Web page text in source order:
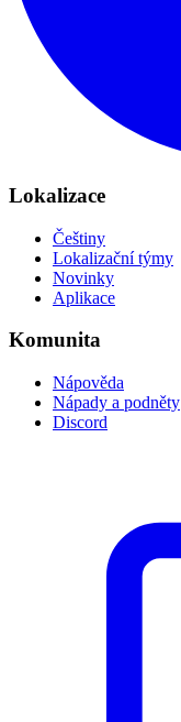
Lokalizace
Češtiny
Lokalizační týmy
Novinky
Aplikace
Komunita
Nápověda
Nápady a podněty
Discord